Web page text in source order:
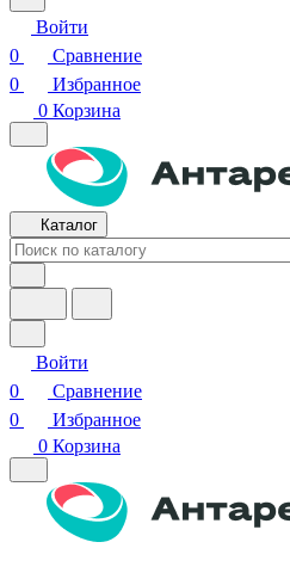
Войти
0
Сравнение
0
Избранное
0 Корзина
Каталог
Войти
0
Сравнение
0
Избранное
0 Корзина